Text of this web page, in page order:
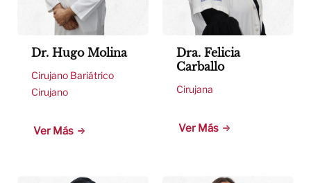
Dr. Hugo Molina
Cirujano Bariátrico
Cirujano
Ver Más
Dra. Felicia
Carballo
Cirujana
Ver Más